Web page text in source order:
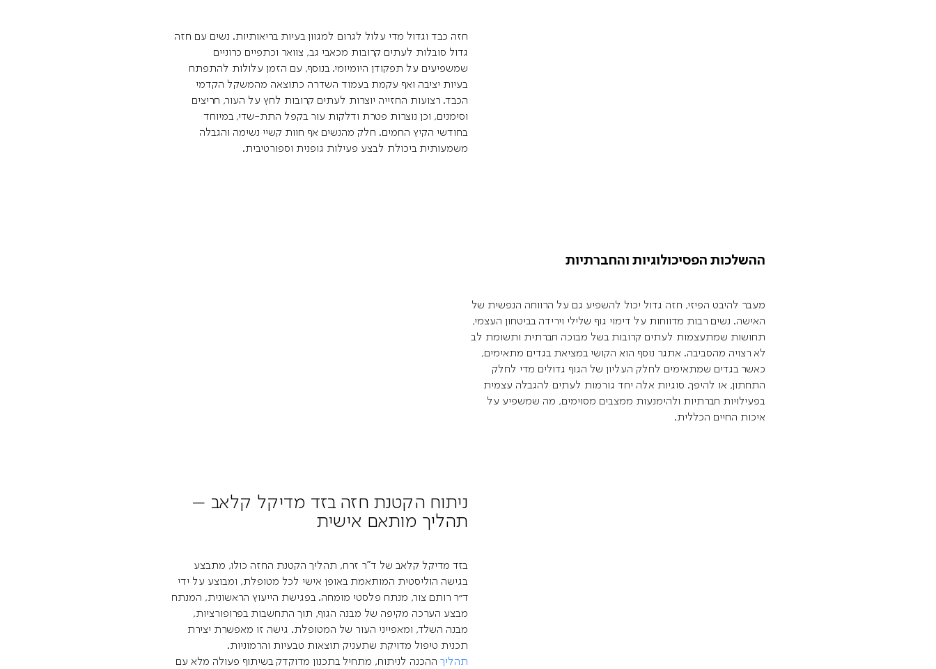
חזה כבד וגדול מדי עלול לגרום למגוון בעיות בריאותיות. נשים עם חזה
גדול סובלות לעתים קרובות מכאבי גב, צוואר וכתפיים כרוניים
שמשפיעים על תפקודן היומיומי. בנוסף, עם הזמן עלולות להתפתח
בעיות יציבה ואף עקמת בעמוד השדרה כתוצאה מהמשקל הקדמי
הכבד. רצועות החזייה יוצרות לעתים קרובות לחץ על העור, חריצים
וסימנים, וכן נוצרות פטרת ודלקות עור בקפל התת-שדי, במיוחד
בחודשי הקיץ החמים. חלק מהנשים אף חוות קשיי נשימה והגבלה
משמעותית ביכולת לבצע פעילות גופנית וספורטיבית.
ההשלכות הפסיכולוגיות והחברתיות
מעבר להיבט הפיזי, חזה גדול יכול להשפיע גם על הרווחה הנפשית של
האישה. נשים רבות מדווחות על דימוי גוף שלילי וירידה בביטחון העצמי,
תחושות שמתעצמות לעתים קרובות בשל מבוכה חברתית ותשומת לב
לא רצויה מהסביבה. אתגר נוסף הוא הקושי במציאת בגדים מתאימים,
כאשר בגדים שמתאימים לחלק העליון של הגוף גדולים מדי לחלק
התחתון, או להיפך. סוגיות אלה יחד גורמות לעתים להגבלה עצמית
בפעילויות חברתיות ולהימנעות ממצבים מסוימים, מה שמשפיע על
איכות החיים הכללית.
ניתוח הקטנת חזה בזד מדיקל קלאב –
תהליך מותאם אישית
בזד מדיקל קלאב של ד"ר זרח, תהליך הקטנת החזה כולו, מתבצע
בגישה הוליסטית המותאמת באופן אישי לכל מטופלת, ומבוצע על ידי
ד״ר רותם צור, מנתח פלסטי מומחה. בפגישת הייעוץ הראשונית, המנתח
מבצע הערכה מקיפה של מבנה הגוף, תוך התחשבות בפרופורציות,
מבנה השלד, ומאפייני העור של המטופלת. גישה זו מאפשרת יצירת
תכנית טיפול מדויקת שתעניק תוצאות טבעיות והרמוניות.
תהליך ההכנה לניתוח, מתחיל בתכנון מדוקדק בשיתוף פעולה מלא עם